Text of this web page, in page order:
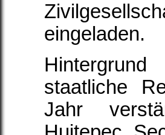
eingeladen.
staatliche
Jahr